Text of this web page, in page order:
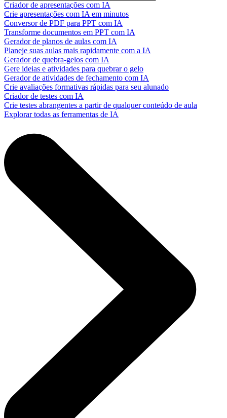
Criador de apresentações com IA
Crie apresentações com IA em minutos
Conversor de PDF para PPT com IA
Transforme documentos em PPT com IA
Gerador de planos de aulas com IA
Planeje suas aulas mais rapidamente com a IA
Gerador de quebra-gelos com IA
Gere ideias e atividades para quebrar o gelo
Gerador de atividades de fechamento com IA
Crie avaliações formativas rápidas para seu alunado
Criador de testes com IA
Crie testes abrangentes a partir de qualquer conteúdo de aula
Explorar todas as ferramentas de IA